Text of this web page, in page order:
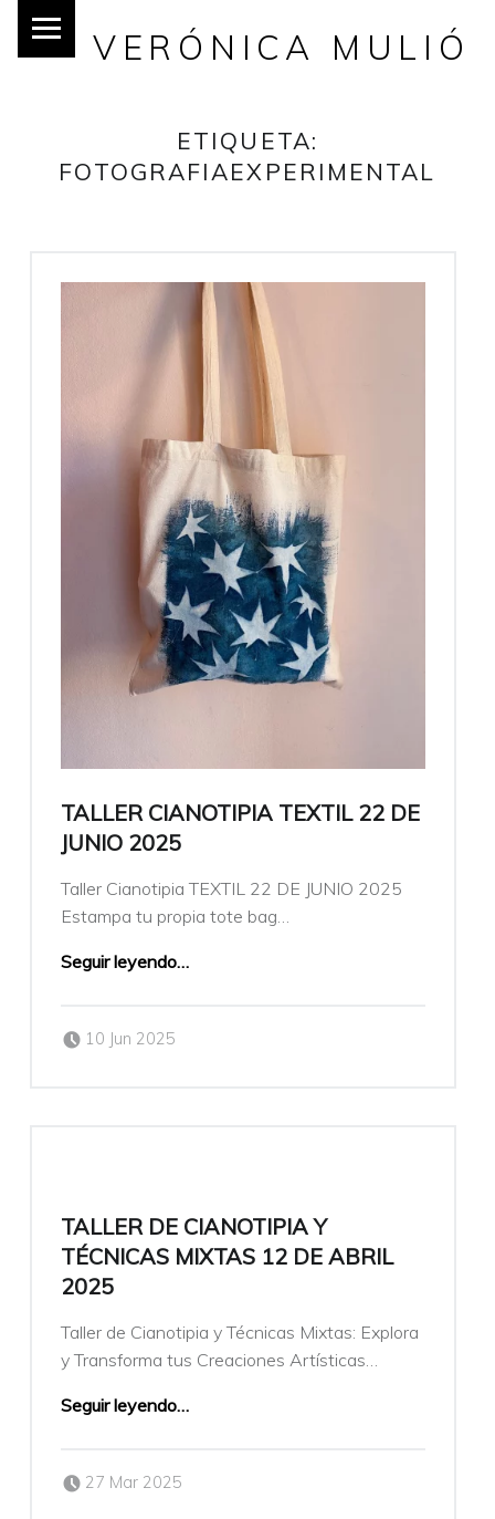
VERÓNICA MULIÓ
ETIQUETA:
FOTOGRAFIAEXPERIMENTAL
TALLER CIANOTIPIA TEXTIL 22 DE
JUNIO 2025
Taller Cianotipia TEXTIL 22 DE JUNIO 2025
Estampa tu propia tote bag…
Seguir leyendo…
10 Jun 2025
TALLER DE CIANOTIPIA Y
TÉCNICAS MIXTAS 12 DE ABRIL
2025
Taller de Cianotipia y Técnicas Mixtas: Explora
y Transforma tus Creaciones Artísticas…
Seguir leyendo…
27 Mar 2025